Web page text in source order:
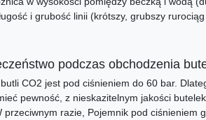
i grubość linii (krótszy, grubszy
podczas obchodzenia
butli CO2 jest pod ciśnieniem do 60 bar.
pewność, z nieskazitelnym jakości
przeciwnym razie, Pojemnik pod ciśnieniem